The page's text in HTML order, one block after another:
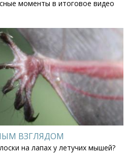
моменты в итоговое видео
ВЗГЛЯДОМ
на лапах у летучих мышей?